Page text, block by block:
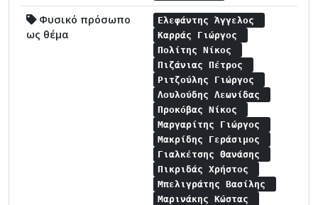
Φυσικό πρόσωπο
ως θέμα
Ελεφάντης Άγγελος
Καρράς Γιώργος
Πολίτης Νίκος
Πιζάνιας Πέτρος
Ριτζούλης Γιώργος
Λουλούδης Λεωνίδας
Προκόβας Νίκος
Μαργαρίτης Γιώργος
Μακρίδης Γεράσιμος
Γιαλκέτσης Θανάσης
Πικριδάς Χρήστος
Μπελιγράτης Βασίλης
Μαρινάκης Κώστας